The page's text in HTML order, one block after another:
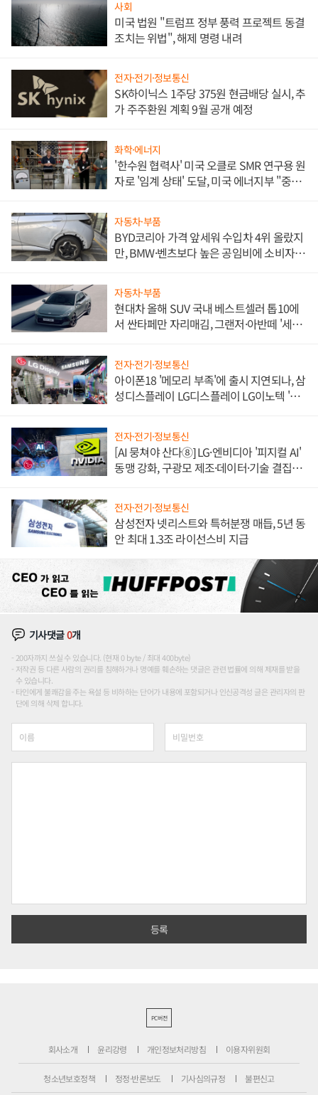
사회
미국 법원 "트럼프 정부 풍력 프로젝트 동결
조치는 위법", 해제 명령 내려
전자·전기·정보통신
SK하이닉스 1주당 375원 현금배당 실시, 추
가 주주환원 계획 9월 공개 예정
화학·에너지
'한수원 협력사' 미국 오클로 SMR 연구용 원
자로 '임계 상태' 도달, 미국 에너지부 "중요
자동차·부품
BYD코리아 가격 앞세워 수입차 4위 올랐지
만, BMW·벤츠보다 높은 공임비에 소비자
자동차·부품
현대차 올해 SUV 국내 베스트셀러 톱10에
서 싼타페만 자리매김, 그랜저·아반떼 '세단
전자·전기·정보통신
아이폰18 '메모리 부족'에 출시 지연되나, 삼
성디스플레이 LG디스플레이 LG이노텍 '탈
전자·전기·정보통신
[AI 뭉쳐야 산다⑧] LG·엔비디아 '피지컬 AI'
동맹 강화, 구광모 제조·데이터·기술 결집
전자·전기·정보통신
삼성전자 넷리스트와 특허분쟁 매듭, 5년 동
안 최대 1.3조 라이선스비 지급
기사댓글0개
200자까지 쓰실 수 있습니다. (현재 0 byte / 최대 400byte)
저작권 등 다른 사람의 권리를 침해하거나 명예를 훼손하는 댓글은 관련 법률에 의해 제재를 받을
수 있습니다.
타인에게 불쾌감을 주는 욕설 등 비하하는 단어가 내용에 포함되거나 인신공격성 글은 관리자의 판
단에 의해 삭제 합니다.
PC버전
회사소개 윤리강령 개인정보처리방침 이용자위원회
청소년보호정책 정정·반론보도 기사심의규정 불편신고